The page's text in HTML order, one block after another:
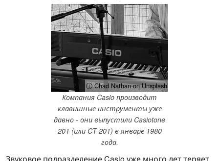
ⓘ Chad Nathan on Unsplash
Компания Casio производит
клавишные инструменты уже
давно - они выпустили Casiotone
201 (или CT-201) в январе 1980
года.